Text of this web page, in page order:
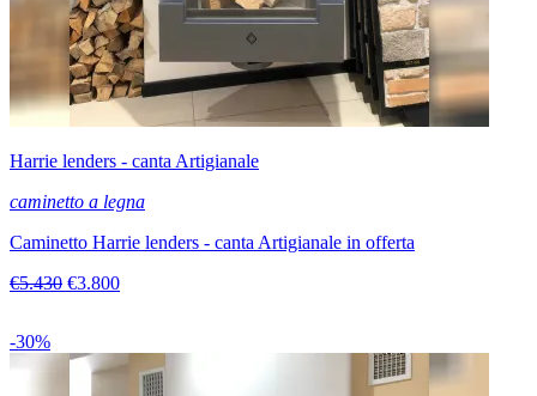
Harrie lenders - canta Artigianale
caminetto a legna
Caminetto Harrie lenders - canta Artigianale in offerta
€5.430 €3.800
-30%